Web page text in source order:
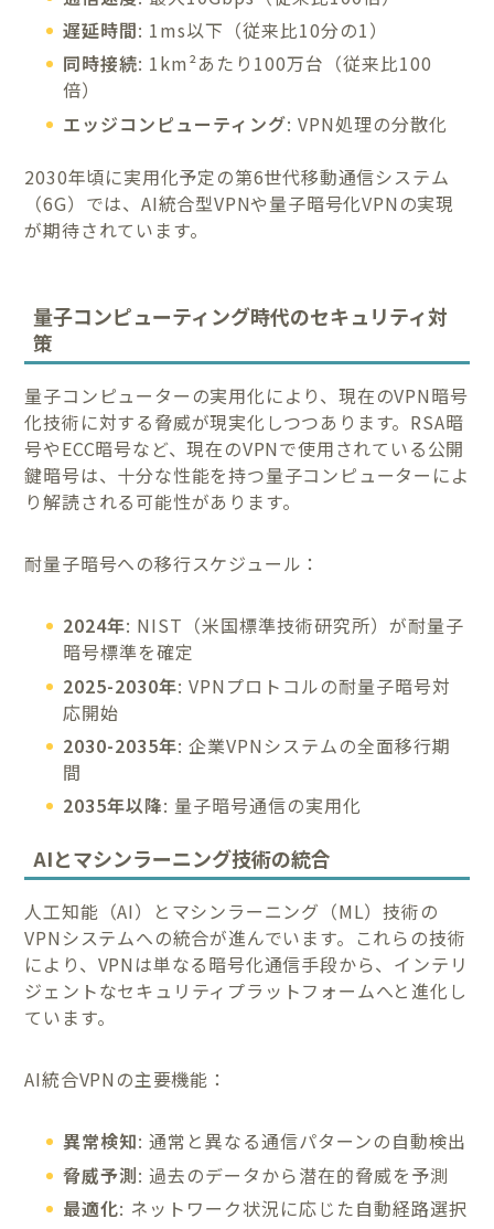
遅延時間: 1ms以下（従来比10分の1）
同時接続: 1km²あたり100万台（従来比100
倍）
エッジコンピューティング: VPN処理の分散化
2030年頃に実用化予定の第6世代移動通信システム
（6G）では、AI統合型VPNや量子暗号化VPNの実現
が期待されています。
量子コンピューティング時代のセキュリティ対
策
量子コンピューターの実用化により、現在のVPN暗号
化技術に対する脅威が現実化しつつあります。RSA暗
号やECC暗号など、現在のVPNで使用されている公開
鍵暗号は、十分な性能を持つ量子コンピューターによ
り解読される可能性があります。
耐量子暗号への移行スケジュール：
2024年: NIST（米国標準技術研究所）が耐量子
暗号標準を確定
2025-2030年: VPNプロトコルの耐量子暗号対
応開始
2030-2035年: 企業VPNシステムの全面移行期
間
2035年以降: 量子暗号通信の実用化
AIとマシンラーニング技術の統合
人工知能（AI）とマシンラーニング（ML）技術の
VPNシステムへの統合が進んでいます。これらの技術
により、VPNは単なる暗号化通信手段から、インテリ
ジェントなセキュリティプラットフォームへと進化し
ています。
AI統合VPNの主要機能：
異常検知: 通常と異なる通信パターンの自動検出
脅威予測: 過去のデータから潜在的脅威を予測
最適化: ネットワーク状況に応じた自動経路選択